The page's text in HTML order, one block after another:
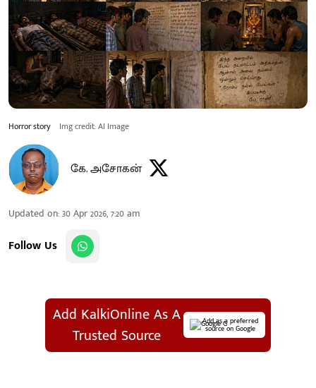
Horror story Img credit: AI Image
கே. அசோகன்
Updated on:30 Apr 2026, 7:20 am
Follow Us
Add KalkiOnline As A
Trusted Source
Add as a preferred
source on Google